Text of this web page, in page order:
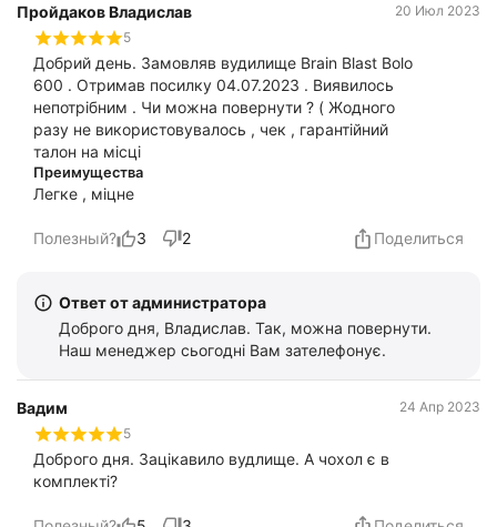
Пройдаков Владислав
20 Июл 2023
5
Добрий день. Замовляв вудилище Brain Blast Bolo
600 . Отримав посилку 04.07.2023 . Виявилось
непотрібним . Чи можна повернути ? ( Жодного
разу не використовувалось , чек , гарантійний
талон на місці
Преимущества
Легке , міцне
Полезный? 3 2 Поделиться
Ответ от администратора
Доброго дня, Владислав. Так, можна повернути.
Наш менеджер сьогодні Вам зателефонує.
Вадим
24 Апр 2023
5
Доброго дня. Зацікавило вудлище. А чохол є в
комплекті?